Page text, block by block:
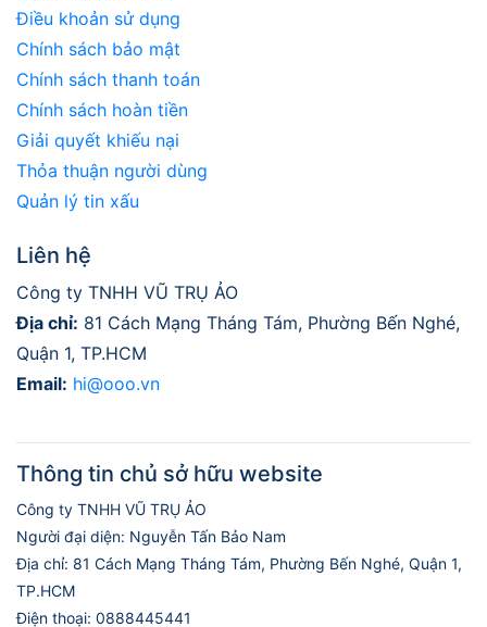
Điều khoản sử dụng
Chính sách bảo mật
Chính sách thanh toán
Chính sách hoàn tiền
Giải quyết khiếu nại
Thỏa thuận người dùng
Quản lý tin xấu
Liên hệ
Công ty TNHH VŨ TRỤ ẢO
Địa chỉ: 81 Cách Mạng Tháng Tám, Phường Bến Nghé,
Quận 1, TP.HCM
Email: hi@ooo.vn
Thông tin chủ sở hữu website
Công ty TNHH VŨ TRỤ ẢO
Người đại diện: Nguyễn Tấn Bảo Nam
Địa chỉ: 81 Cách Mạng Tháng Tám, Phường Bến Nghé, Quận 1,
TP.HCM
Điện thoại: 0888445441